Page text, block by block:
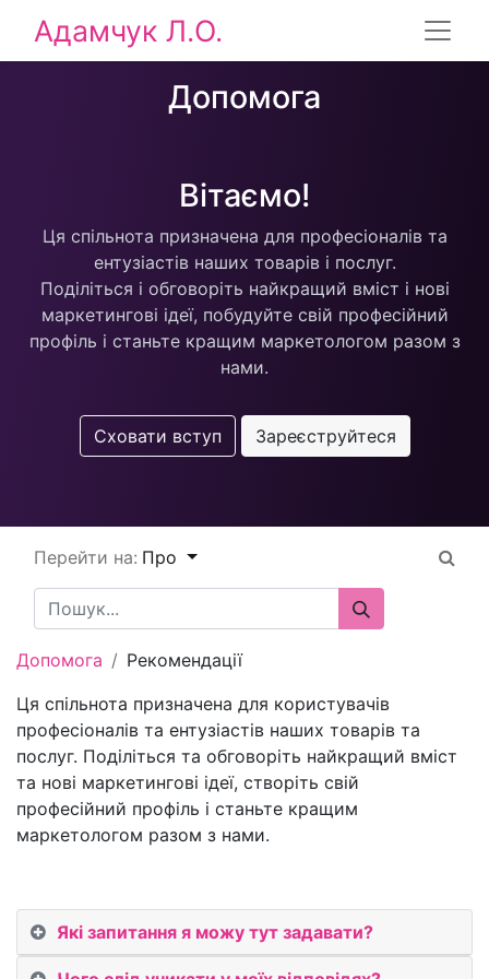
Адамчук Л.О.
Допомога
Вітаємо!
Ця спільнота призначена для професіоналів та
ентузіастів наших товарів і послуг.
Поділіться і обговоріть найкращий вміст і нові
маркетингові ідеї, побудуйте свій професійний
профіль і станьте кращим маркетологом разом з
нами.
Сховати вступ Зареєструйтеся
Перейти на: Про
Допомога
Рекомендації
Ця спільнота призначена для користувачів
професіоналів та ентузіастів наших товарів та
послуг. Поділіться та обговоріть найкращий вміст
та нові маркетингові ідеї, створіть свій
професійний профіль і станьте кращим
маркетологом разом з нами.
Які запитання я можу тут задавати?